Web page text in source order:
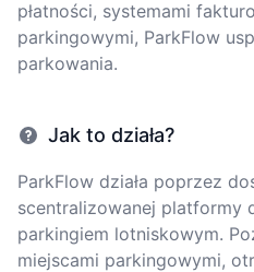
płatności, systemami
parkingowymi, ParkFlow
parkowania.
Jak to działa?
ParkFlow działa poprzez
scentralizowanej platformy
parkingiem lotniskowym.
miejscami parkingowymi,